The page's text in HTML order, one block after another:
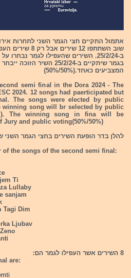
שוב השתתפו 12
ב-25/2/24. השירים שהעפילו לגמר
בגמר שיתקיים ב-25/2/24
המצביעים כאחד.(50%/50%)
semi final in the Dora 2024 - The
2024. 12 songs had paerticipated but
The songs were elected by public
winning song will br selected by public
The winning song in fina will be
Jury and public voting(50%/50%)
להלן בדר הופעת השירים בחצי הגמר השני
the songs of the second semi final:
Ti
Lullaby
sanjam
Tagi Dim
Ljubav
8 השירים אשר העפילו לגמר הם:
are: